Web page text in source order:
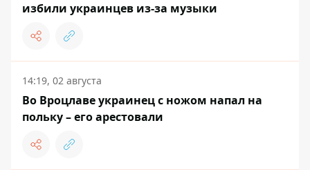
избили украинцев из-за музыки
14:19, 02 августа
Во Вроцлаве украинец с ножом напал на
польку – его арестовали